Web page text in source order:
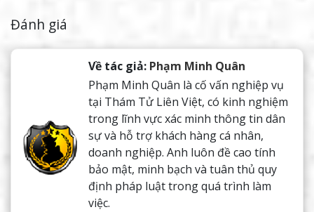
Đánh giá
Về tác giả: Phạm Minh Quân
Phạm Minh Quân là cố vấn nghiệp vụ
tại Thám Tử Liên Việt, có kinh nghiệm
trong lĩnh vực xác minh thông tin dân
sự và hỗ trợ khách hàng cá nhân,
doanh nghiệp. Anh luôn đề cao tính
bảo mật, minh bạch và tuân thủ quy
định pháp luật trong quá trình làm
việc.